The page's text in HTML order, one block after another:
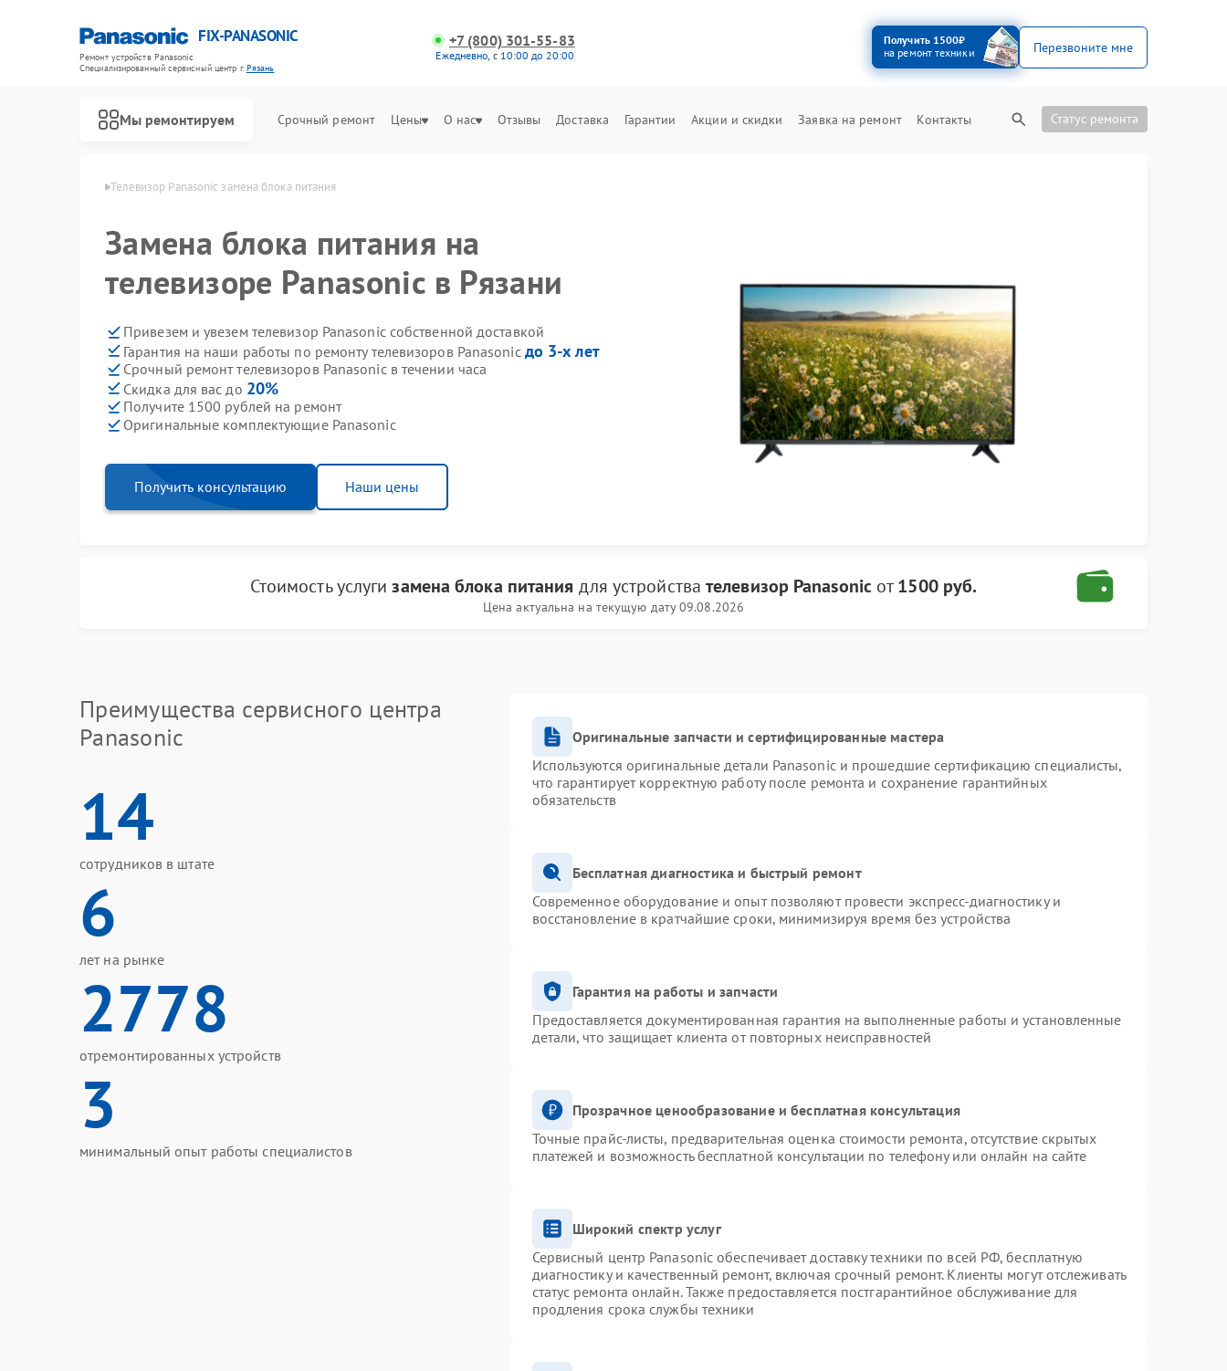
FIX-PANASONIC
Ремонт устройств Panasonic
Специализированный cервисный центр г.Рязань
+7 (800) 301-55-83
Ежедневно, с 10:00 до 20:00
Получить 1500₽
на ремонт техники
Перезвоните мне
Мы ремонтируем Срочный ремонт Цены О нас Отзывы Доставка Гарантии Акции и скидки Заявка на ремонт Контакты Статус ремонта
Panasonic в Рязани Телевизор Panasonic замена блока питания
Замена блока питания на
телевизоре Panasonic в Рязани
Привезем и увезем телевизор Panasonic собственной доставкой
Гарантия на наши работы по ремонту телевизоров Panasonic до 3-х лет
Срочный ремонт телевизоров Panasonic в течении часа
Скидка для вас до 20%
Получите 1500 рублей на ремонт
Оригинальные комплектующие Panasonic
Получить консультацию Наши цены
Стоимость услугизамена блока питания для устройствателевизор Panasonic от1500 руб.
Цена актуальна на текущую дату 09.08.2026
Преимущества сервисного центра
Panasonic
14
сотрудников в штате
6
лет на рынке
2778
отремонтированных устройств
3
минимальный опыт работы специалистов
Оригинальные запчасти и сертифицированные мастера
Используются оригинальные детали Panasonic и прошедшие сертификацию специалисты,
что гарантирует корректную работу после ремонта и сохранение гарантийных
обязательств
Бесплатная диагностика и быстрый ремонт
Современное оборудование и опыт позволяют провести экспресс-диагностику и
восстановление в кратчайшие сроки, минимизируя время без устройства
Гарантия на работы и запчасти
Предоставляется документированная гарантия на выполненные работы и установленные
детали, что защищает клиента от повторных неисправностей
Прозрачное ценообразование и бесплатная консультация
Точные прайс-листы, предварительная оценка стоимости ремонта, отсутствие скрытых
платежей и возможность бесплатной консультации по телефону или онлайн на сайте
Широкий спектр услуг
Сервисный центр Panasonic обеспечивает доставку техники по всей РФ, бесплатную
диагностику и качественный ремонт, включая срочный ремонт. Клиенты могут отслеживать
статус ремонта онлайн. Также предоставляется постгарантийное обслуживание для
продления срока службы техники